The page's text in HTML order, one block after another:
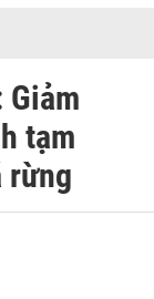
Giảm
tạm
rừng